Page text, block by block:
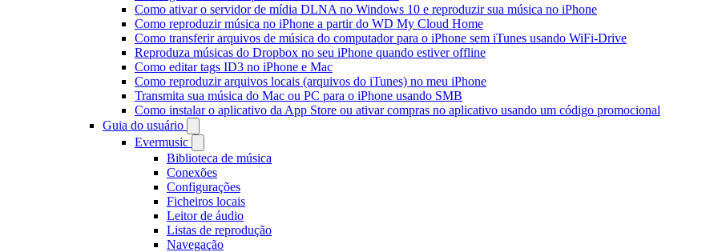
Como ativar o servidor de mídia DLNA no Windows 10 e reproduzir sua música no iPhone
Como reproduzir música no iPhone a partir do WD My Cloud Home
Como transferir arquivos de música do computador para o iPhone sem iTunes usando WiFi-Drive
Reproduza músicas do Dropbox no seu iPhone quando estiver offline
Como editar tags ID3 no iPhone e Mac
Como reproduzir arquivos locais (arquivos do iTunes) no meu iPhone
Transmita sua música do Mac ou PC para o iPhone usando SMB
Como instalar o aplicativo da App Store ou ativar compras no aplicativo usando um código promocional
Guia do usuário
Evermusic
Biblioteca de música
Conexões
Configurações
Ficheiros locais
Leitor de áudio
Listas de reprodução
Navegação